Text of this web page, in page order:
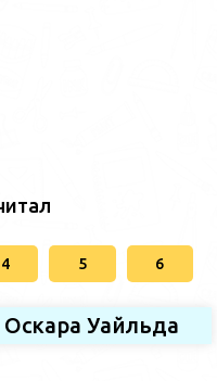
4 5 6
Уайльда